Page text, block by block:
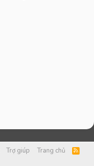
Trợ giúp Trang chủ
R
S